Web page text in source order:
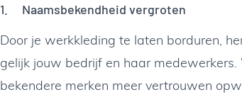
1. Naamsbekendheid vergroten
Door je werkkleding te laten borduren,
gelijk jouw bedrijf en haar
bekendere merken meer vertrouwen